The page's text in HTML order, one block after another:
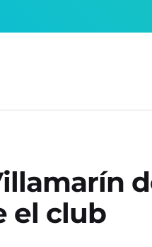
el club